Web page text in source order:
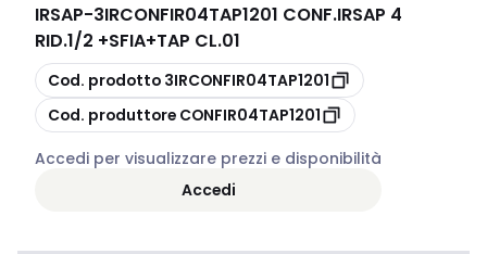
IRSAP-3IRCONFIR04TAP1201 CONF.IRSAP 4
RID.1/2 +SFIA+TAP CL.01
copia
Cod. prodotto 3IRCONFIR04TAP1201
copia
Cod. produttore CONFIR04TAP1201
Accedi per visualizzare prezzi e disponibilità
Accedi